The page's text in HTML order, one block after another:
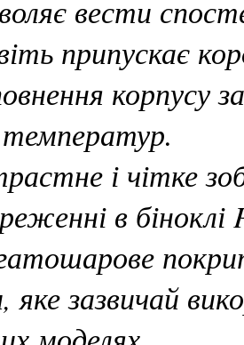
вести
припускає
корпусу
температур.
і чітке
в біноклі
яке зазвичай